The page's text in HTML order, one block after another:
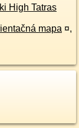
High Tatras
mapa ¤,